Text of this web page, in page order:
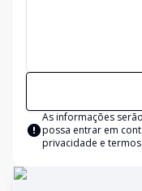
As informações
possa entrar em
privacidade e